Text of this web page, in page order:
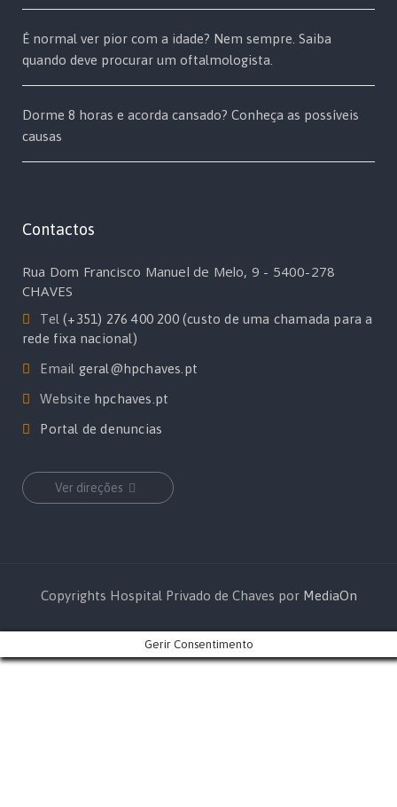
É normal ver pior com a idade? Nem sempre. Saiba
quando deve procurar um oftalmologista.
Dorme 8 horas e acorda cansado? Conheça as possíveis
causas
Contactos
Rua Dom Francisco Manuel de Melo, 9 - 5400-278
CHAVES
Tel(+351) 276 400 200 (custo de uma chamada para a
rede fixa nacional)
Email geral@hpchaves.pt
Website hpchaves.pt
Portal de denuncias
Ver direções
Copyrights Hospital Privado de Chaves por MediaOn
Gerir Consentimento